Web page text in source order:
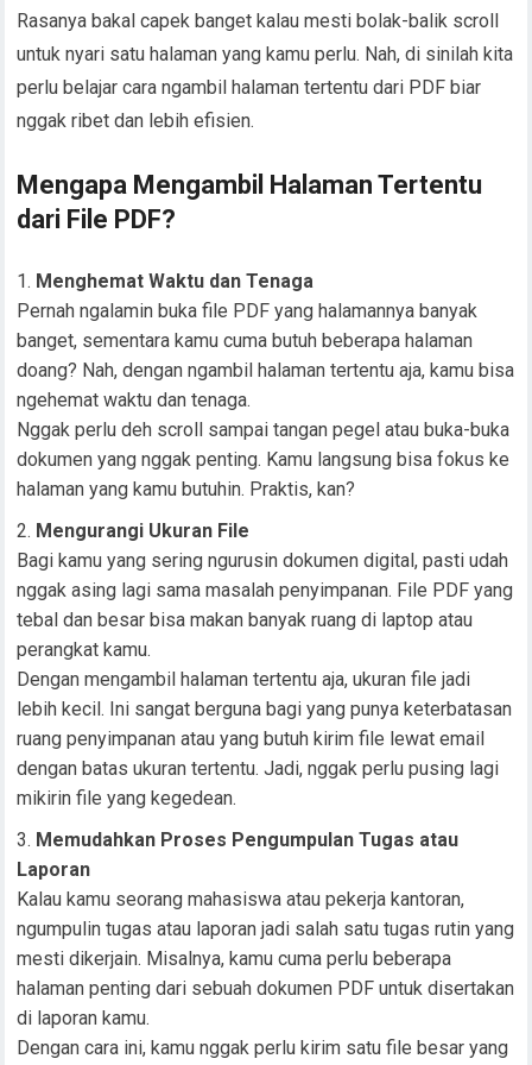
Rasanya bakal capek banget kalau mesti bolak-balik scroll
untuk nyari satu halaman yang kamu perlu. Nah, di sinilah kita
perlu belajar cara ngambil halaman tertentu dari PDF biar
nggak ribet dan lebih efisien.
Mengapa Mengambil Halaman Tertentu
dari File PDF?
Menghemat Waktu dan Tenaga
Pernah ngalamin buka file PDF yang halamannya banyak
banget, sementara kamu cuma butuh beberapa halaman
doang? Nah, dengan ngambil halaman tertentu aja, kamu bisa
ngehemat waktu dan tenaga.
Nggak perlu deh scroll sampai tangan pegel atau buka-buka
dokumen yang nggak penting. Kamu langsung bisa fokus ke
halaman yang kamu butuhin. Praktis, kan?
Mengurangi Ukuran File
Bagi kamu yang sering ngurusin dokumen digital, pasti udah
nggak asing lagi sama masalah penyimpanan. File PDF yang
tebal dan besar bisa makan banyak ruang di laptop atau
perangkat kamu.
Dengan mengambil halaman tertentu aja, ukuran file jadi
lebih kecil. Ini sangat berguna bagi yang punya keterbatasan
ruang penyimpanan atau yang butuh kirim file lewat email
dengan batas ukuran tertentu. Jadi, nggak perlu pusing lagi
mikirin file yang kegedean.
Memudahkan Proses Pengumpulan Tugas atau
Laporan
Kalau kamu seorang mahasiswa atau pekerja kantoran,
ngumpulin tugas atau laporan jadi salah satu tugas rutin yang
mesti dikerjain. Misalnya, kamu cuma perlu beberapa
halaman penting dari sebuah dokumen PDF untuk disertakan
di laporan kamu.
Dengan cara ini, kamu nggak perlu kirim satu file besar yang